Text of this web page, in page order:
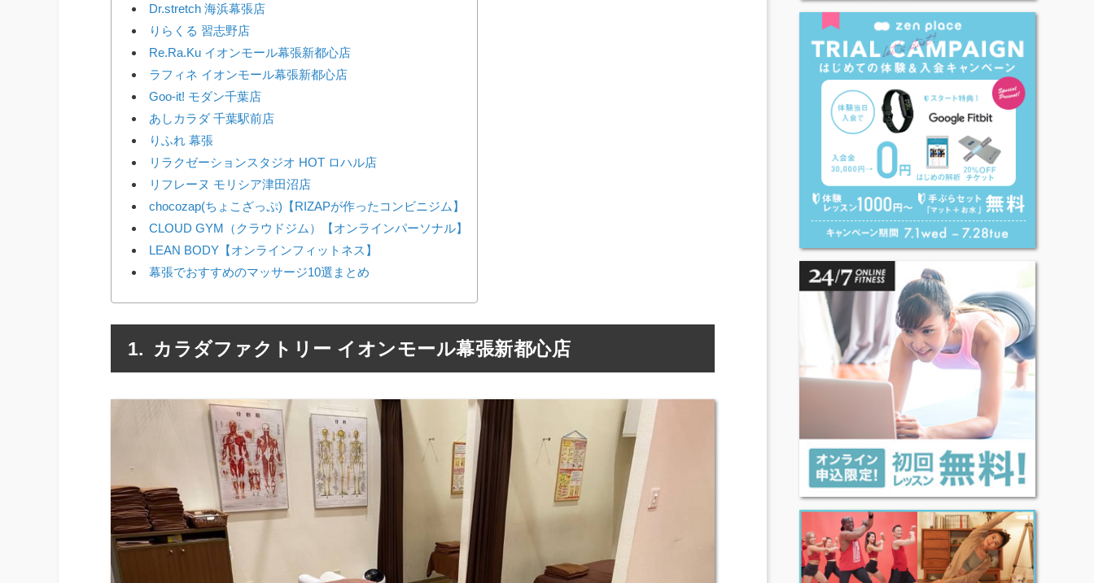
Dr.stretch 海浜幕張店
りらくる 習志野店
Re.Ra.Ku イオンモール幕張新都心店
ラフィネ イオンモール幕張新都心店
Goo-it! モダン千葉店
あしカラダ 千葉駅前店
りふれ 幕張
リラクゼーションスタジオ HOT ロハル店
リフレーヌ モリシア津田沼店
chocozap(ちょこざっぷ)【RIZAPが作ったコンビニジム】
CLOUD GYM（クラウドジム）【オンラインパーソナル】
LEAN BODY【オンラインフィットネス】
幕張でおすすめのマッサージ10選まとめ
カラダファクトリー イオンモール幕張新都心店